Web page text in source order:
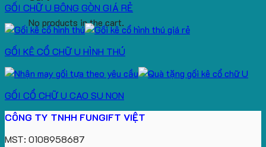
No products in the cart.
GỐI CHỮ U BÔNG GÒN GIÁ RẺ
GỐI KÊ CỔ CHỮ U HÌNH THÚ
GỐI CỔ CHỮ U CAO SU NON
CÔNG TY TNHH FUNGIFT VIỆT
MST: 0108958687